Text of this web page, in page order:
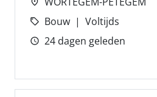
Bouw
Voltijds
24 dagen geleden